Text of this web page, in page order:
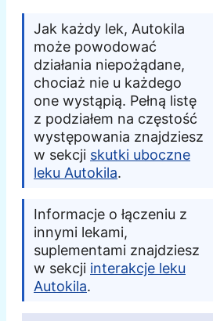
Jak każdy lek, Autokila
może powodować
działania niepożądane,
chociaż nie u każdego
one wystąpią. Pełną listę
z podziałem na częstość
występowania znajdziesz
w sekcji skutki uboczne
leku Autokila.
Informacje o łączeniu z
innymi lekami,
suplementami znajdziesz
w sekcji interakcje leku
Autokila.